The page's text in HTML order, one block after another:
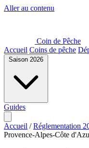
Aller au contenu
Coin de Pêche
Accueil Coins de pêche
Saison 2026
Guides
Accueil / Réglementation
Provence-Alpes-Côte